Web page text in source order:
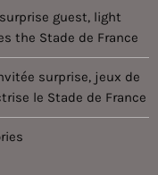
guest, light
the Stade de France
surprise, jeux de
le Stade de France